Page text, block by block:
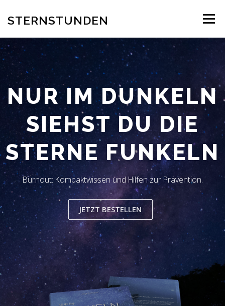
springen
STERNSTUNDEN Menü
AUTOR EINBLICK INS BUCH BESTELLUNG
REZENSION BLOG LESERSTIMMEN KONTAKT
NUR IM DUNKELN
SIEHST DU DIE
STERNE FUNKELN
Burnout: Kompaktwissen und Hilfen zur Prävention.
JETZT BESTELLEN